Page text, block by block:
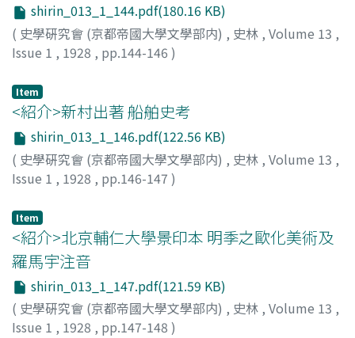
shirin_013_1_144.pdf(180.16 KB)
( 史學硏究會 (京都帝國大學文學部内) , 史林 , Volume 13 ,
Issue 1 , 1928 , pp.144-146 )
Item
<紹介>新村出著 船舶史考
shirin_013_1_146.pdf(122.56 KB)
( 史學硏究會 (京都帝國大學文學部内) , 史林 , Volume 13 ,
Issue 1 , 1928 , pp.146-147 )
Item
<紹介>北京輔仁大學景印本 明季之歐化美術及
羅馬宇注音
shirin_013_1_147.pdf(121.59 KB)
( 史學硏究會 (京都帝國大學文學部内) , 史林 , Volume 13 ,
Issue 1 , 1928 , pp.147-148 )